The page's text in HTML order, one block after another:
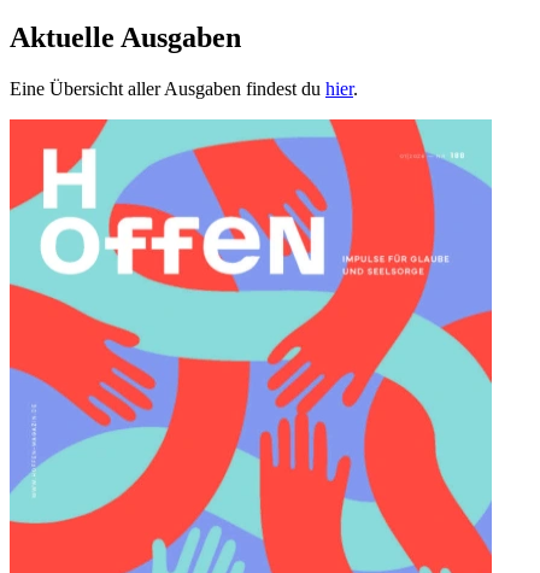
Aktuelle Ausgaben
Eine Übersicht aller Ausgaben findest du hier.